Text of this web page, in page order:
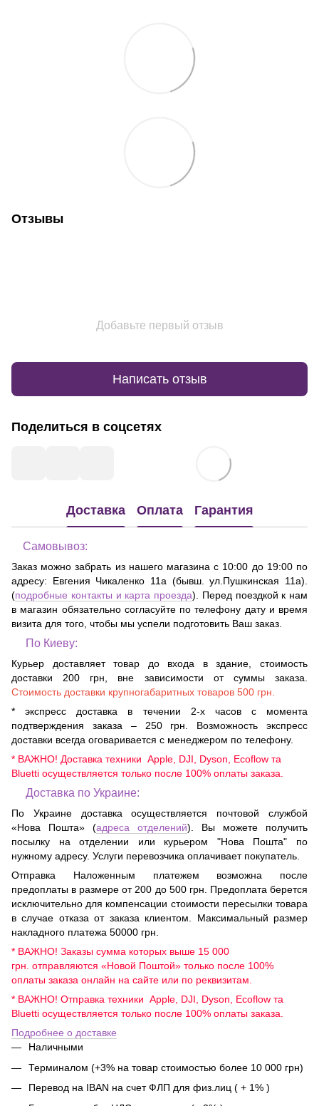
Отзывы
Добавьте первый отзыв
Написать отзыв
Поделиться в соцсетях
Доставка Оплата Гарантия
Самовывоз:
Заказ можно забрать из нашего магазина с 10:00 до 19:00 по
адресу: Евгения Чикаленко 11а (бывш. ул.Пушкинская 11а).
(подробные контакты и карта проезда). Перед поездкой к нам
в магазин обязательно согласуйте по телефону дату и время
визита для того, чтобы мы успели подготовить Ваш заказ.
По Киеву:
Курьер доставляет товар до входа в здание, стоимость
доставки 200 грн, вне зависимости от суммы заказа.
Стоимость доставки крупногабаритных товаров 500 грн.
* экспресс доставка в течении 2-х часов с момента
подтверждения заказа – 250 грн. Возможность экспресс
доставки всегда оговаривается с менеджером по телефону.
* ВАЖНО! Доставка техники Apple, DJI, Dyson, Ecoflow та
Bluetti осуществляется только после 100% оплаты заказа.
Доставка по Украине:
По Украине доставка осуществляется почтовой службой
«Нова Пошта» (адреса отделений). Вы можете получить
посылку на отделении или курьером "Нова Пошта" по
нужному адресу. Услуги перевозчика оплачивает покупатель.
Отправка Наложенным платежем возможна после
предоплаты в размере от 200 до 500 грн. Предоплата берется
исключительно для компенсации стоимости пересылки товара
в случае отказа от заказа клиентом. Максимальный размер
накладного платежа 50000 грн.
* ВАЖНО! Заказы сумма которых выше 15 000
грн. отправляются «Новой Поштой» только после 100%
оплаты заказа онлайн на сайте или по реквизитам.
* ВАЖНО! Отправка техники Apple, DJI, Dyson, Ecoflow та
Bluetti осуществляется только после 100% оплаты заказа.
Подробнее о доставке
Наличными
Терминалом (+3% на товар стоимостью более 10 000 грн)
Перевод на IBAN на счет ФЛП для физ.лиц ( + 1% )